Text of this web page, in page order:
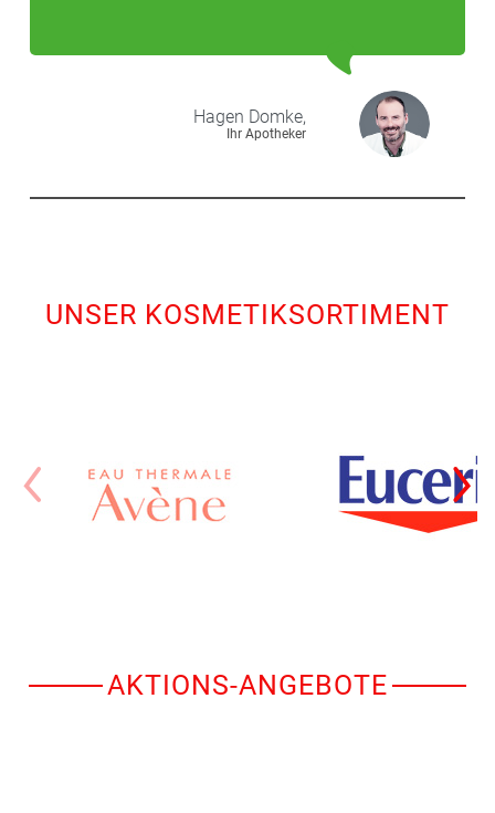
Hagen Domke,
Ihr Apotheker
UNSER KOSMETIKSORTIMENT
AKTIONS-ANGEBOTE